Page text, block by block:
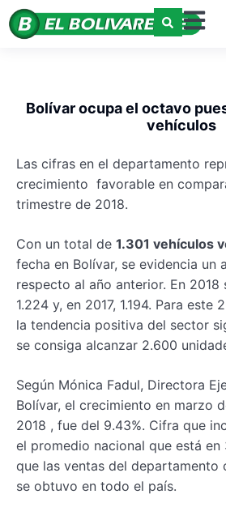
Bolívar ocupa el octavo
vehículos
Las cifras en el departamento
crecimiento favorable en
trimestre de 2018.
Con un total de 1.301 vehículos
fecha en Bolívar, se evidencia un
respecto al año anterior. En 2018
1.224 y, en 2017, 1.194. Para este
la tendencia positiva del sector
se consiga alcanzar 2.600
Según Mónica Fadul, Directora
Bolívar, el crecimiento en marzo
2018 , fue del 9.43%. Cifra que
el promedio nacional que está en
que las ventas del departamento
se obtuvo en todo el país.